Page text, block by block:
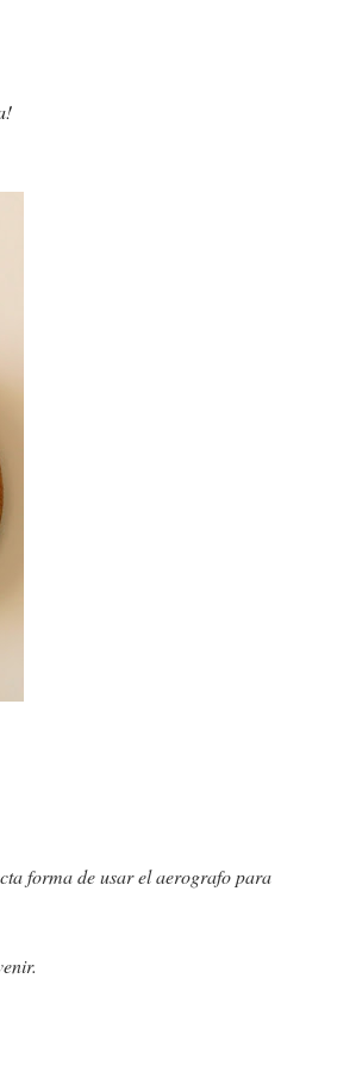
forma de usar el aerografo para